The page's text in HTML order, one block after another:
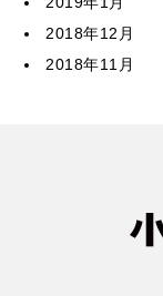
2018年12月
2018年11月